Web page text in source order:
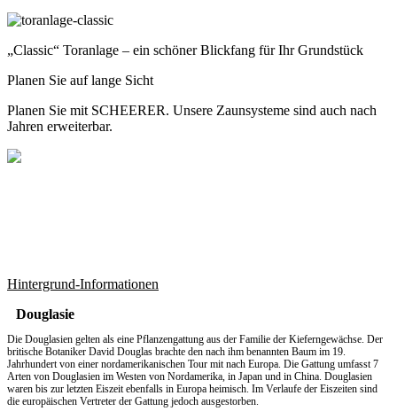
„Classic“ Toranlage – ein schöner Blickfang für Ihr Grundstück
Planen Sie auf lange Sicht
Planen Sie mit SCHEERER. Unsere Zaunsysteme sind auch nach
Jahren erweiterbar.
Hintergrund-Informationen
Douglasie
Die Douglasien gelten als eine Pflanzengattung aus der Familie der Kieferngewächse. Der
britische Botaniker David Douglas brachte den nach ihm benannten Baum im 19.
Jahrhundert von einer nordamerikanischen Tour mit nach Europa. Die Gattung umfasst 7
Arten von Douglasien im Westen von Nordamerika, in Japan und in China. Douglasien
waren bis zur letzten Eiszeit ebenfalls in Europa heimisch. Im Verlaufe der Eiszeiten sind
die europäischen Vertreter der Gattung jedoch ausgestorben.